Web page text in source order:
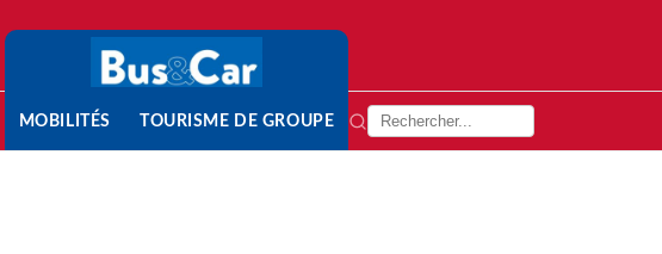
MOBILITÉS TOURISME DE GROUPE